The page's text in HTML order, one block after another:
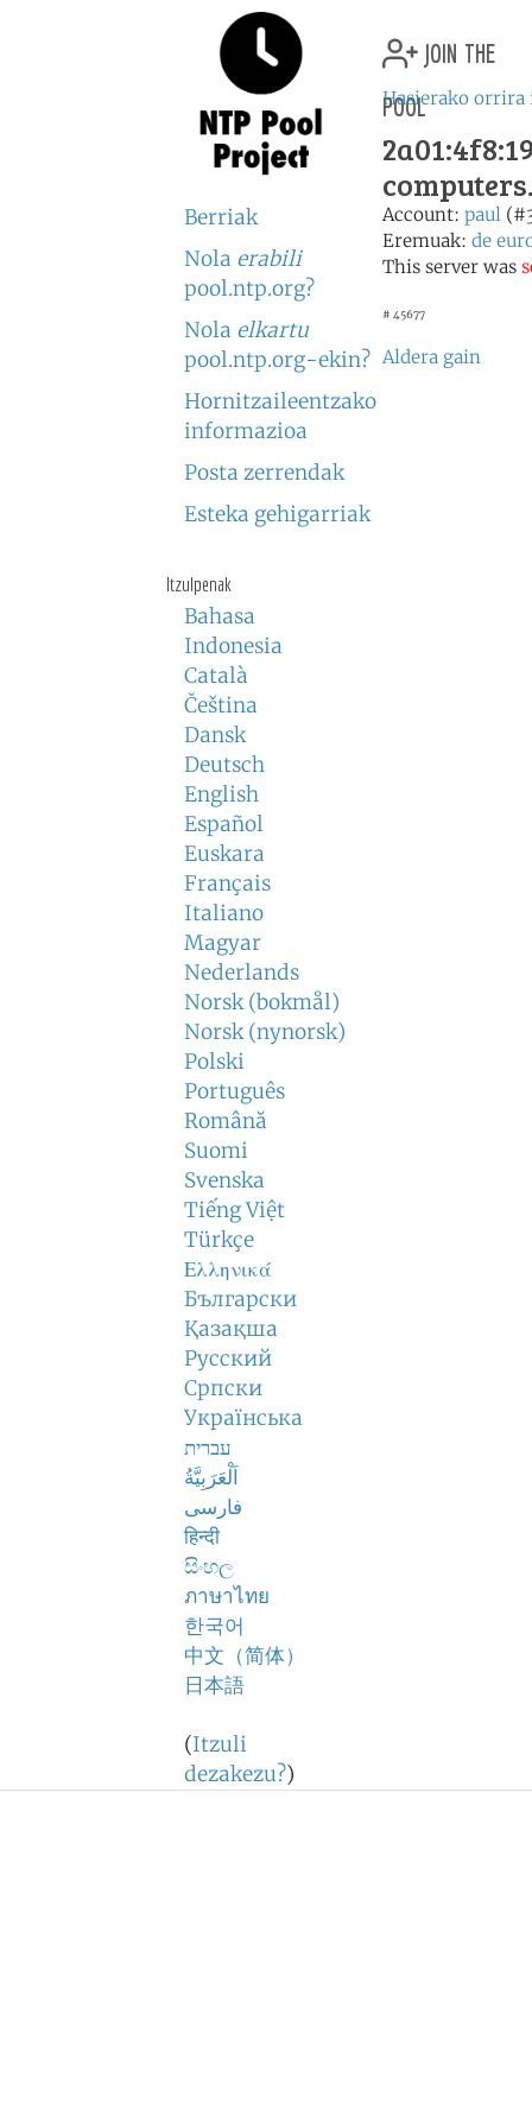
Berriak
Nola erabili
pool.ntp.org?
Nola elkartu
pool.ntp.org-ekin?
Hornitzaileentzako
informazioa
Posta zerrendak
Esteka gehigarriak
Itzulpenak
Bahasa
Indonesia
Català
Čeština
Dansk
Deutsch
English
Español
Euskara
Français
Italiano
Magyar
Nederlands
Norsk (bokmål)
Norsk (nynorsk)
Polski
Português
Română
Suomi
Svenska
Tiếng Việt
Türkçe
Ελληνικά
Български
Қазақша
Русский
Српски
Українська
עברית
اَلْعَرَبِيَّةُ
فارسی
हिन्दी
සිංහල
ภาษาไทย
한국어
中文（简体）
日本語
(Itzuli
dezakezu?)
join the
pool
Hasierako
Account: paul
Eremuak: de
This server was
# 45677
Aldera gain